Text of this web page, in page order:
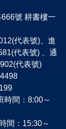
號 耕書樓一
代表號)、進
代表號) 、通
代表號)
時間：8:00～
：15:30～